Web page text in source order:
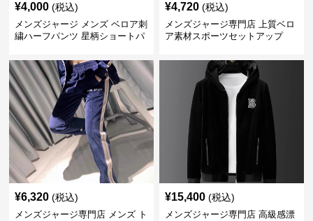
¥4,000 (税込)
メンズジャージ メンズ ベロア刺
繍ハーフパンツ 星柄ショートパ
¥4,720 (税込)
メンズジャージ専門店 上質ベロ
ア素材スポーツセットアップ
¥6,320 (税込)
メンズジャージ専門店 メンズ ト
¥15,400 (税込)
メンズジャージ専門店 高級感漂